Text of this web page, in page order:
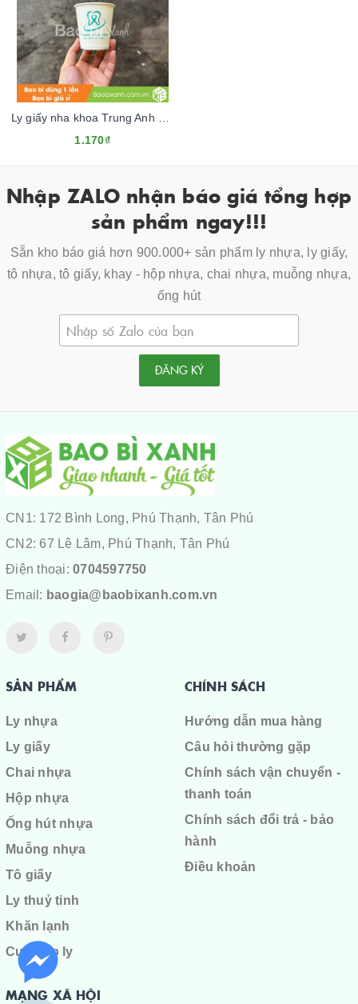
1.170₫
Nhập ZALO nhận báo giá tổng hợp
sản phẩm ngay!!!
Sẵn kho báo giá hơn 900.000+ sản phẩm ly nhựa, ly giấy,
tô nhựa, tô giấy, khay - hộp nhựa, chai nhựa, muỗng nhựa,
ống hút
ĐĂNG KÝ
CN1: 172 Bình Long, Phú Thạnh, Tân Phú
CN2: 67 Lê Lâm, Phú Thạnh, Tân Phú
Điện thoại: 0704597750
Email: baogia@baobixanh.com.vn
SẢN PHẨM
Ly nhựa
Ly giấy
Chai nhựa
Hộp nhựa
Ống hút nhựa
Muỗng nhựa
Tô giấy
Ly thuỷ tinh
Khăn lạnh
Cuộn ép ly
CHÍNH SÁCH
Hướng dẫn mua hàng
Câu hỏi thường gặp
Chính sách vận chuyển -
thanh toán
Chính sách đổi trả - bảo
hành
Điều khoản
MẠNG XÃ HỘI